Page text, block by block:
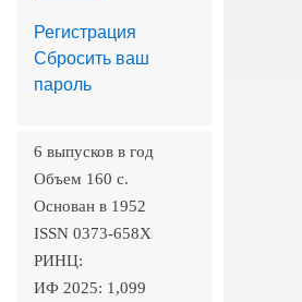
Регистрация
Сбросить ваш
пароль
6 выпусков в год
Объем 160 c.
Основан в 1952
ISSN 0373-658X
РИНЦ:
ИФ 2025: 1,099